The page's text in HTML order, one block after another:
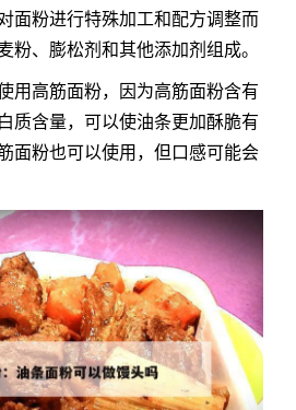
面粉进行特殊加工和配方调整而
粉、膨松剂和其他添加剂组成。
用高筋面粉，因为高筋面粉含有
质含量，可以使油条更加酥脆有
面粉也可以使用，但口感可能会